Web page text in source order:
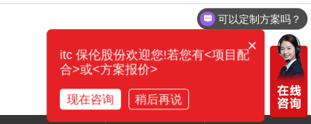
可以定制方案吗？
×
itc 保伦股份欢迎您!若您有<项目配
合>或<方案报价>
现在咨询 稍后再说